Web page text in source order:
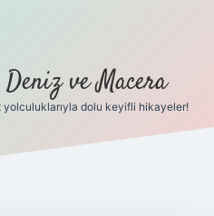
Deniz ve Macera
yolculuklarıyla dolu keyifli hikayeler!